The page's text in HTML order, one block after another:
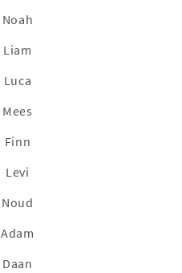
Noah
Liam
Luca
Mees
Finn
Levi
Noud
Adam
Daan